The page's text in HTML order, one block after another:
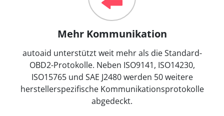
Mehr Kommunikation
autoaid unterstützt weit mehr als die Standard-
OBD2-Protokolle. Neben ISO9141, ISO14230,
ISO15765 und SAE J2480 werden 50 weitere
herstellerspezifische Kommunikationsprotokolle
abgedeckt.